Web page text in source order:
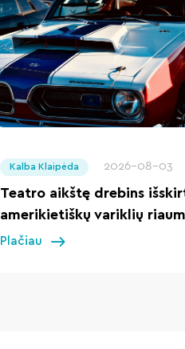
Kalba Klaipėda 2026-08-03
Teatro aikštę drebins
amerikietiškų variklių
Plačiau